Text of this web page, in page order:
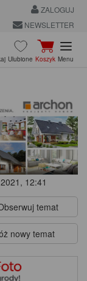
ZALOGUJ
NEWSLETTER
Ulubione Koszyk Menu
12:41
temat
nowy temat